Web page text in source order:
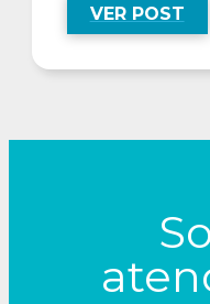
VER POST